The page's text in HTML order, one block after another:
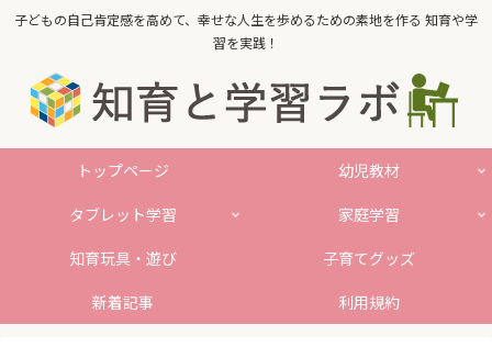
子どもの自己肯定感を高めて、幸せな人生を歩めるための素地を作る 知育や学
習を実践！
トップページ
幼児教材
タブレット学習
家庭学習
知育玩具・遊び
子育てグッズ
新着記事
利用規約